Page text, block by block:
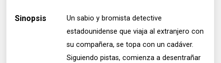
Sinopsis
Un sabio y bromista detective
estadounidense que viaja al extranjero con
su compañera, se topa con un cadáver.
Siguiendo pistas, comienza a desentrañar